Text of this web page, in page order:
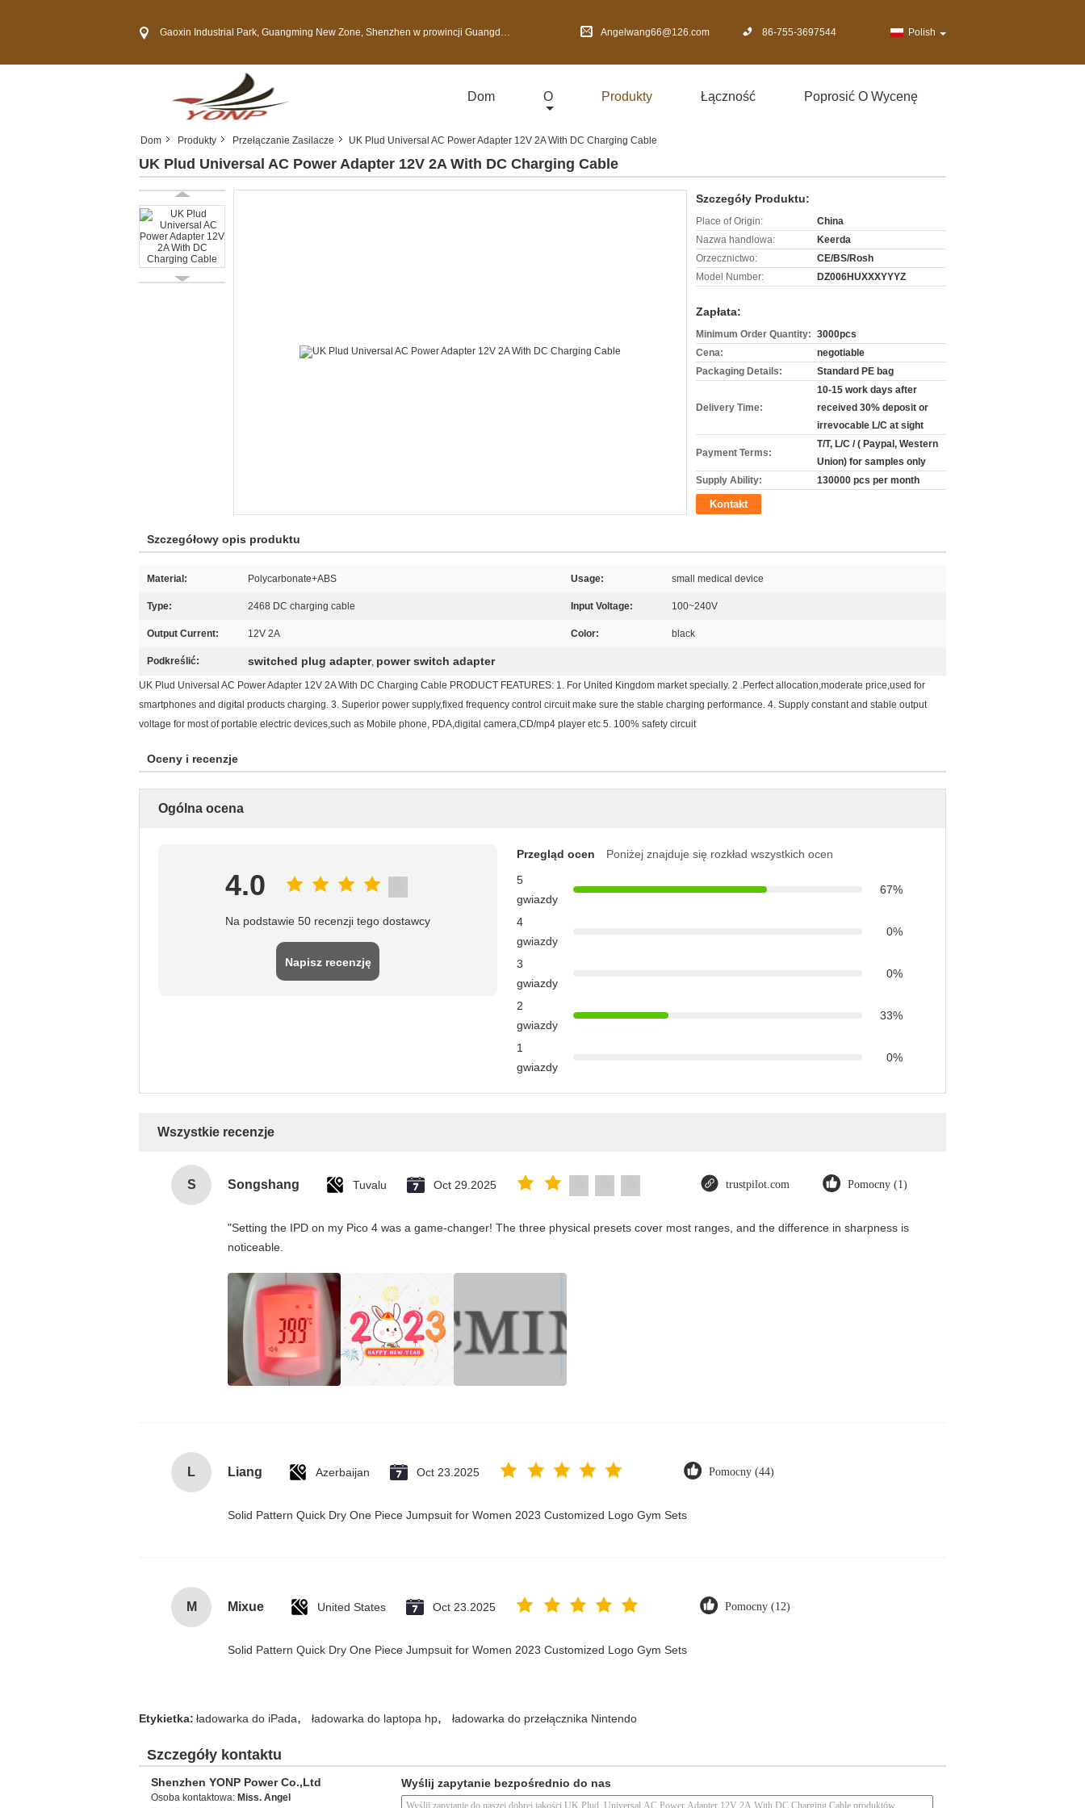
Gaoxin Industrial Park, Guangming New Zone, Shenzhen w prowincji Guangdong, Chiny Angelwang66@126.com 86-755-3697544 Polish
Dom O Produkty Łączność Poprosić O Wycenę
Dom Produkty Przełączanie Zasilacze UK Plud Universal AC Power Adapter 12V 2A With DC Charging Cable
UK Plud Universal AC Power Adapter 12V 2A With DC Charging Cable
Szczegóły Produktu:
Place of Origin:
China
Nazwa handlowa:
Keerda
Orzecznictwo:
CE/BS/Rosh
Model Number:
DZ006HUXXXYYYZ
Zapłata:
Minimum Order Quantity: 3000pcs
Cena:
negotiable
Packaging Details:
Standard PE bag
Delivery Time:
10-15 work days after
received 30% deposit or
irrevocable L/C at sight
Payment Terms:
T/T, L/C / ( Paypal, Western
Union) for samples only
Supply Ability:
130000 pcs per month
Kontakt
Szczegółowy opis produktu
Material: Polycarbonate+ABS Usage: small medical device
Type: 2468 DC charging cable Input Voltage: 100~240V
Output Current: 12V 2A Color: black
Podkreślić: switched plug adapter, power switch adapter
UK Plud Universal AC Power Adapter 12V 2A With DC Charging Cable PRODUCT FEATURES: 1. For United Kingdom market specially. 2 .Perfect allocation,moderate price,used for
smartphones and digital products charging. 3. Superior power supply,fixed frequency control circuit make sure the stable charging performance. 4. Supply constant and stable output
voltage for most of portable electric devices,such as Mobile phone, PDA,digital camera,CD/mp4 player etc 5. 100% safety circuit
Oceny i recenzje
Ogólna ocena
4.0
Na podstawie 50 recenzji tego dostawcy
Napisz recenzję
Przegląd ocen
Poniżej znajduje się rozkład wszystkich ocen
5
gwiazdy
67%
4
gwiazdy
0%
3
gwiazdy
0%
2
gwiazdy
33%
1
gwiazdy
0%
Wszystkie recenzje
S Songshang Tuvalu Oct 29.2025 trustpilot.com Pomocny (1)
"Setting the IPD on my Pico 4 was a game-changer! The three physical presets cover most ranges, and the difference in sharpness is
noticeable.
L Liang Azerbaijan Oct 23.2025 Pomocny (44)
Solid Pattern Quick Dry One Piece Jumpsuit for Women 2023 Customized Logo Gym Sets
M Mixue United States Oct 23.2025 Pomocny (12)
Solid Pattern Quick Dry One Piece Jumpsuit for Women 2023 Customized Logo Gym Sets
Etykietka: ładowarka do iPada, ładowarka do laptopa hp, ładowarka do przełącznika Nintendo
Szczegóły kontaktu
Shenzhen YONP Power Co.,Ltd
Osoba kontaktowa: Miss. Angel
Wyślij zapytanie bezpośrednio do nas